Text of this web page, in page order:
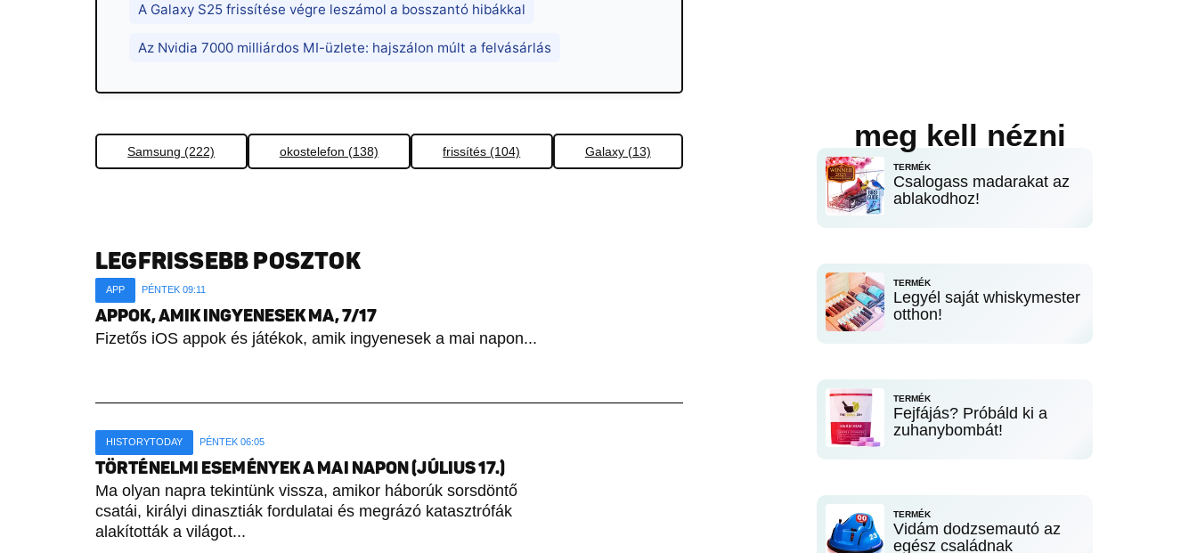
A Galaxy S25 frissítése végre leszámol a bosszantó hibákkal
Az Nvidia 7000 milliárdos MI-üzlete: hajszálon múlt a felvásárlás
Samsung (222) okostelefon (138) frissítés (104) Galaxy (13)
LEGFRISSEBB POSZTOK
APP PÉNTEK 09:11
APPOK, AMIK INGYENESEK MA, 7/17
Fizetős iOS appok és játékok, amik ingyenesek a mai napon...
HISTORYTODAY PÉNTEK 06:05
TÖRTÉNELMI ESEMÉNYEK A MAI NAPON (JÚLIUS 17.)
Ma olyan napra tekintünk vissza, amikor háborúk sorsdöntő
csatái, királyi dinasztiák fordulatai és megrázó katasztrófák
alakították a világot...
meg kell nézni
TERMÉK
Csalogass madarakat az
ablakodhoz!
TERMÉK
Legyél saját whiskymester
otthon!
TERMÉK
Fejfájás? Próbáld ki a
zuhanybombát!
TERMÉK
Vidám dodzsemautó az
egész családnak